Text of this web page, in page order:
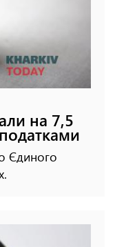
на 7,5
Єдиного